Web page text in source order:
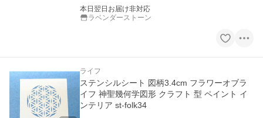
本日翌日お届け非対応
ラベンダーストーン
ライフ
ステンシルシート 図柄3.4cm フラワーオブラ
イフ 神聖幾何学図形 クラフト 型 ペイント イ
ンテリア st-folk34